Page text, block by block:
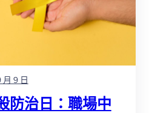
9 日
防治日：職場中